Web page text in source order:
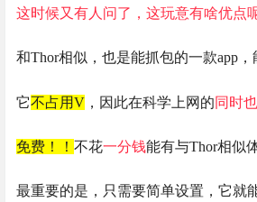
这时候又有人问了，这玩意有啥优点
和Thor相似，也是能抓包的一款app，
它不占用V ，因此在科学上网的同时
免费！ ！ 不花一分钱能有与Thor相似
最重要的是，只需要简单设置，它就